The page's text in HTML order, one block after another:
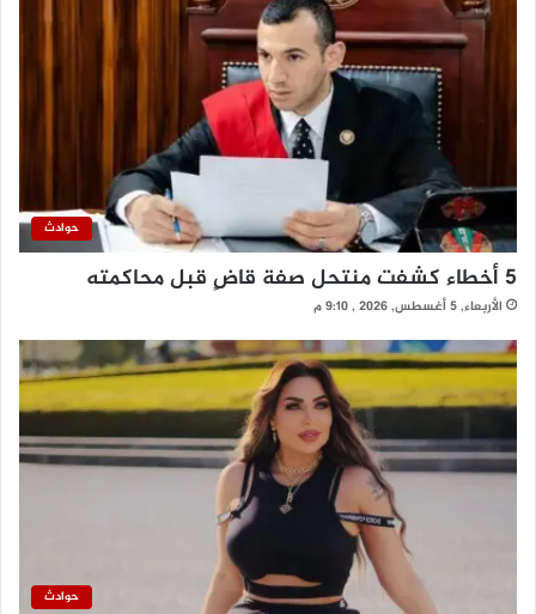
حوادث
5 أخطاء كشفت منتحل صفة قاضٍ قبل محاكمته
الأربعاء, 5 أغسطس, 2026 , 9:10 م
حوادث